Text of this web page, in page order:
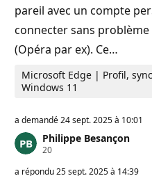
pareil avec un compte
connecter sans
(Opéra par ex). Ce…
Microsoft Edge | Profil,
Windows 11
a demandé24 sept. 2025 à 10:01
Philippe Besançon
20P
i
a répondu25 sept. 2025 à 14:39